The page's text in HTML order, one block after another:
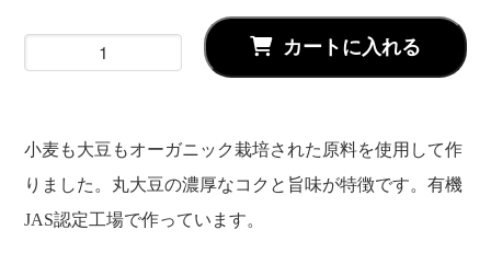
カートに入れる
小麦も大豆もオーガニック栽培された原料を使用して作
りました。丸大豆の濃厚なコクと旨味が特徴です。有機
JAS認定工場で作っています。